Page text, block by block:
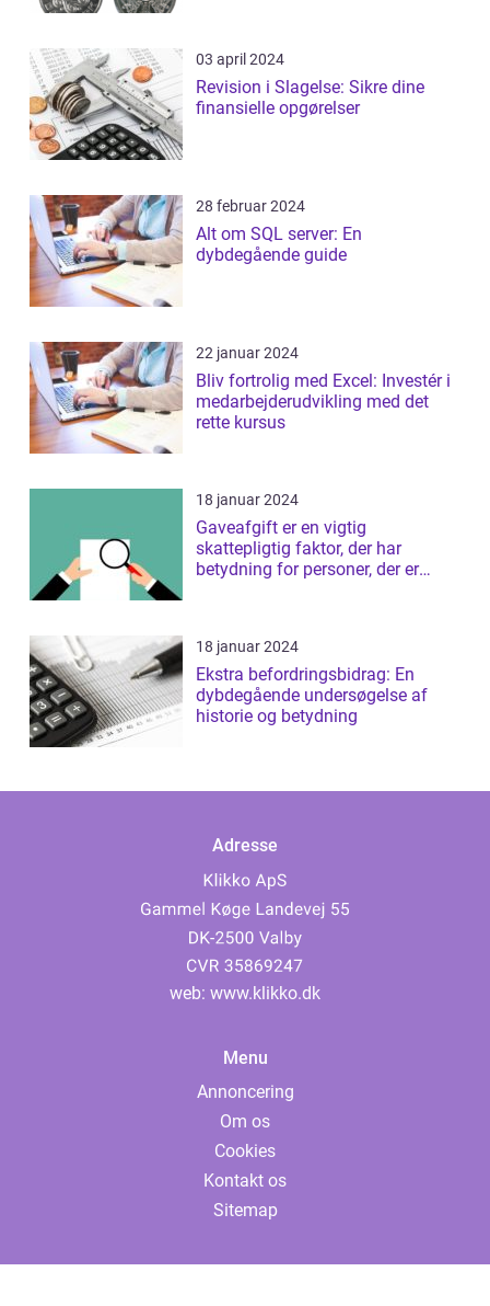
03 april 2024
Revision i Slagelse: Sikre dine
finansielle opgørelser
28 februar 2024
Alt om SQL server: En
dybdegående guide
22 januar 2024
Bliv fortrolig med Excel: Investér i
medarbejderudvikling med det
rette kursus
18 januar 2024
Gaveafgift er en vigtig
skattepligtig faktor, der har
betydning for personer, der er
18 januar 2024
Ekstra befordringsbidrag: En
dybdegående undersøgelse af
historie og betydning
Adresse
web: www.klikko.dk
Menu
Annoncering
Om os
Cookies
Kontakt os
Sitemap